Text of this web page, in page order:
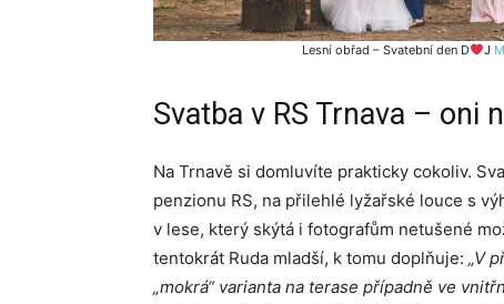
Lesní obřad – Svatební den D J
Svatba v RS Trnava – oni
Na Trnavě si domluvíte prakticky cokoliv.
penzionu RS, na přilehlé lyžařské louce s
v lese, který skýtá i fotografům netušené
tentokrát Ruda mladší, k tomu doplňuje: „V
„mokrá“ varianta na terase případně ve